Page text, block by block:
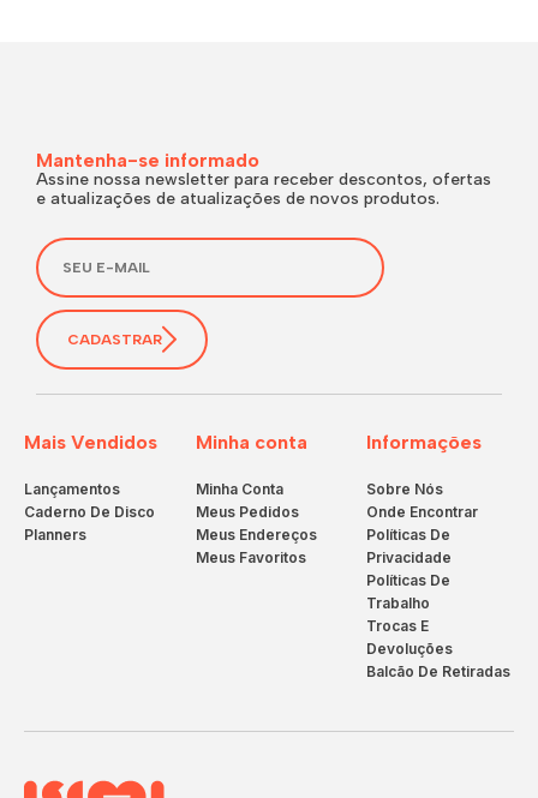
Mais Vendidos
Lançamentos
Caderno De Disco
Planners
Minha conta
Minha Conta
Meus Pedidos
Meus Endereços
Meus Favoritos
Informações
Sobre Nós
Onde Encontrar
Políticas De
Privacidade
Políticas De
Trabalho
Trocas E
Devoluções
Balcão De Retiradas
Mantenha-se informado
Assine nossa newsletter para receber descontos, ofertas
e atualizações de atualizações de novos produtos.
CADASTRAR